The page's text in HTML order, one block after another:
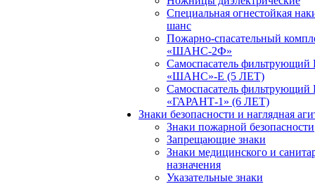
Специальная огнестойкая
шанс
Пожарно-спасательный
«ШАНС-2Ф»
Самоспасатель
«ШАНС»-Е (5 ЛЕТ)
Самоспасатель
«ГАРАНТ-1» (6 ЛЕТ)
Знаки безопасности и наглядная
Знаки пожарной безопасности
Запрещающие знаки
Знаки медицинского и
назначения
Указательные знаки